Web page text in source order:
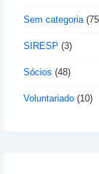
Sem categoria
SIRESP (3)
Sócios (48)
Voluntariado (10)